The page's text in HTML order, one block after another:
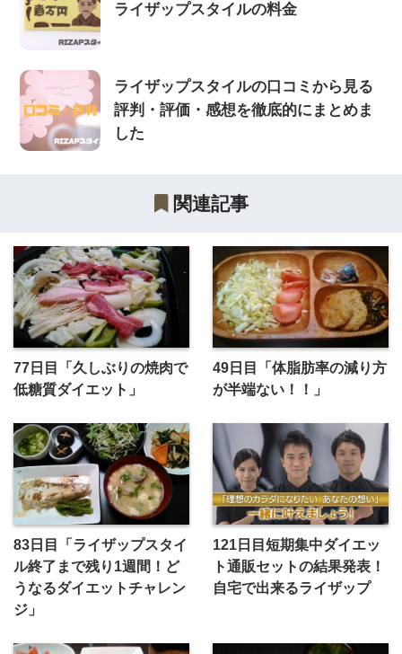
ライザップスタイルの料金
ライザップスタイルの口コミから見る
評判・評価・感想を徹底的にまとめま
した
関連記事
77日目「久しぶりの焼肉で
低糖質ダイエット」
49日目「体脂肪率の減り方
が半端ない！！」
83日目「ライザップスタイ
ル終了まで残り1週間！ど
うなるダイエットチャレン
ジ」
121日目短期集中ダイエッ
ト通販セットの結果発表！
自宅で出来るライザップ